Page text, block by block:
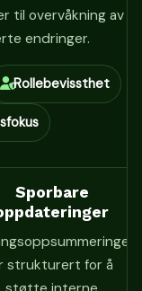
til overvåkning av
endringer.
Rollebevissthet
Sporbare
strukturert for å